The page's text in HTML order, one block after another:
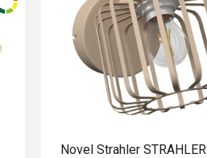
Novel Strahler STRAHLER